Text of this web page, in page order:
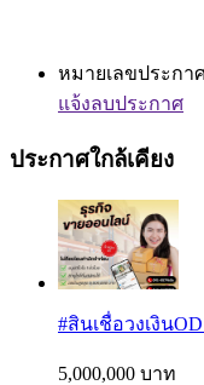
หมายเลขประกาศ
แจ้งลบประกาศ
ประกาศใกล้เคียง
#สินเชื่อวงเงิน
5,000,000 บาท